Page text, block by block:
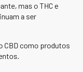
mas o THC e
a ser
CBD como produtos